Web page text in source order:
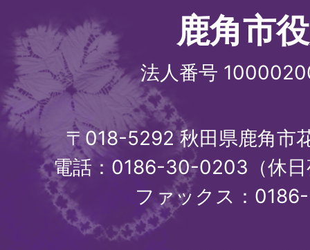
鹿角市
法人番号
〒018-5292 秋田県鹿角市
電話：0186-30-0203（休
ファックス：